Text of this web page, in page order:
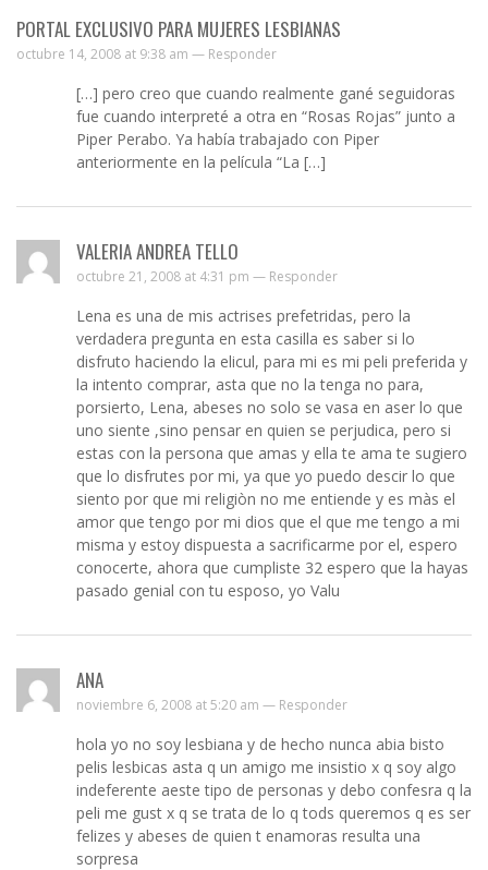
PORTAL EXCLUSIVO PARA MUJERES LESBIANAS
octubre 14, 2008 at 9:38 am — Responder
[…] pero creo que cuando realmente gané seguidoras
fue cuando interpreté a otra en “Rosas Rojas” junto a
Piper Perabo. Ya había trabajado con Piper
anteriormente en la película “La […]
VALERIA ANDREA TELLO
octubre 21, 2008 at 4:31 pm — Responder
Lena es una de mis actrises prefetridas, pero la
verdadera pregunta en esta casilla es saber si lo
disfruto haciendo la elicul, para mi es mi peli preferida y
la intento comprar, asta que no la tenga no para,
porsierto, Lena, abeses no solo se vasa en aser lo que
uno siente ,sino pensar en quien se perjudica, pero si
estas con la persona que amas y ella te ama te sugiero
que lo disfrutes por mi, ya que yo puedo descir lo que
siento por que mi religiòn no me entiende y es màs el
amor que tengo por mi dios que el que me tengo a mi
misma y estoy dispuesta a sacrificarme por el, espero
conocerte, ahora que cumpliste 32 espero que la hayas
pasado genial con tu esposo, yo Valu
ANA
noviembre 6, 2008 at 5:20 am — Responder
hola yo no soy lesbiana y de hecho nunca abia bisto
pelis lesbicas asta q un amigo me insistio x q soy algo
indeferente aeste tipo de personas y debo confesra q la
peli me gust x q se trata de lo q tods queremos q es ser
felizes y abeses de quien t enamoras resulta una
sorpresa